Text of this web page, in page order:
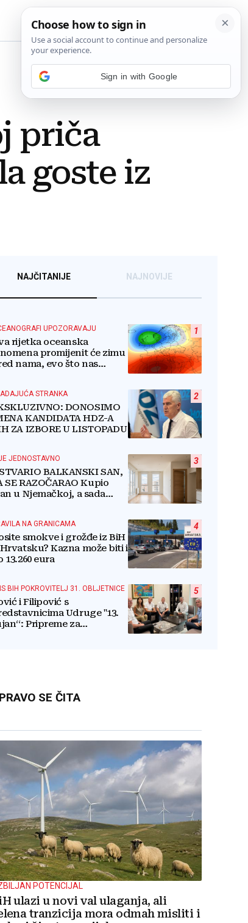
priča
goste iz
NAJČITANIJE NAJNOVIJE
1
UPOZORAVAJU
rijetka oceanska
promijenit će zimu
nama, evo što nas
2
STRANKA
DONOSIMO
KANDIDATA HDZ-A
ZA IZBORE U LISTOPADU
3
JEDNOSTAVNO
BALKANSKI SAN,
SE RAZOČARAO Kupio
u Njemačkoj, a sada
4
NA GRANICAMA
smokve i grožđe iz BiH
Kazna može biti i
13.260 eura
5
BIH POKROVITELJ 31. OBLJETNICE
i Filipović s
Udruge "13.
Pripreme za
SE ČITA
POTENCIJAL
ulazi u novi val ulaganja, ali
tranzicija mora odmah misliti i
Sign in with Google